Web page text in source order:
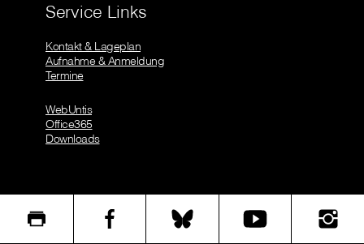
Service Links
Kontakt & Lageplan
Aufnahme & Anmeldung
Termine
WebUntis
Office365
Downloads